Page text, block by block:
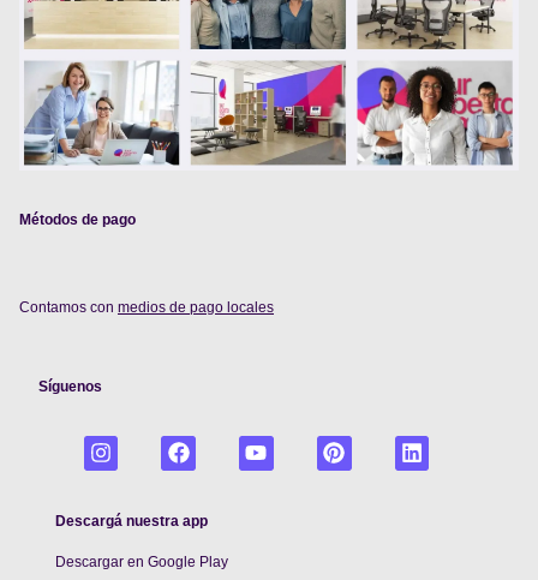
Métodos de pago
Contamos con medios de pago locales
Síguenos
Descargá nuestra app
Descargar en Google Play